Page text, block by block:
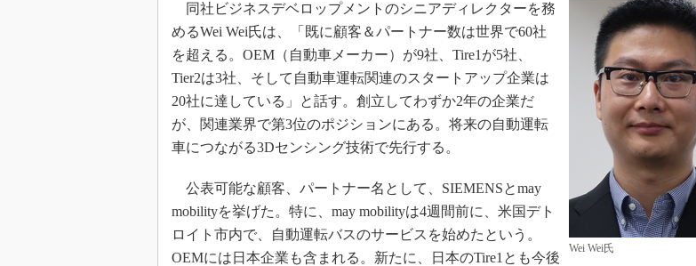
Wei Wei氏
同社ビジネスデベロップメントのシニアディレクターを務
めるWei Wei氏は、「既に顧客＆パートナー数は世界で60社
を超える。OEM（自動車メーカー）が9社、Tire1が5社、
Tier2は3社、そして自動車運転関連のスタートアップ企業は
20社に達している」と話す。創立してわずか2年の企業だ
が、関連業界で第3位のポジションにある。将来の自動運転
車につながる3Dセンシング技術で先行する。
公表可能な顧客、パートナー名として、SIEMENSとmay
mobilityを挙げた。特に、may mobilityは4週間前に、米国デト
ロイト市内で、自動運転バスのサービスを始めたという。
OEMには日本企業も含まれる。新たに、日本のTire1とも今後